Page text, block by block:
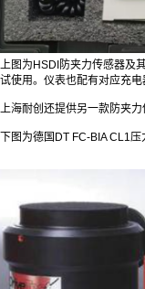
上图为HSDI防夹力传感器及
试使用。仪表也配有对应充电
上海耐创还提供另一款防夹力
下图为德国DT FC-BIA CL1